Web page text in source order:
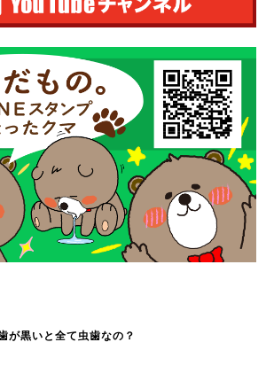
が黒いと全て虫歯なの？